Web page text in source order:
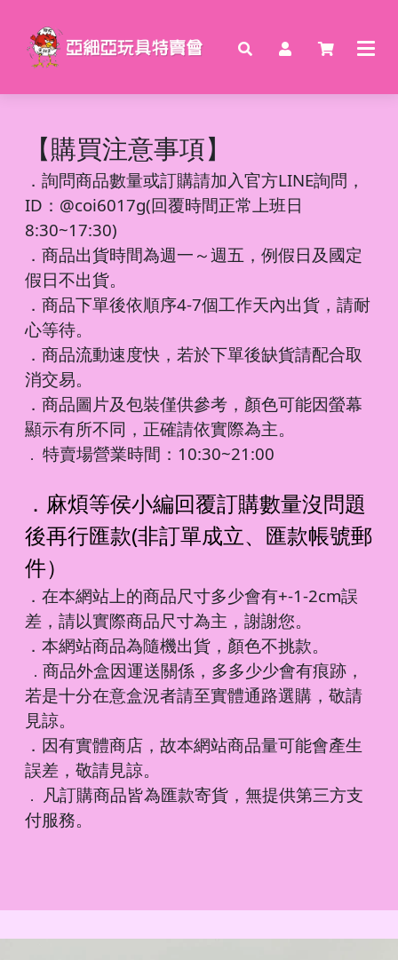
【購買注意事項】
． 詢問商品數量或訂購請加入官方LINE詢問，
ID：@coi6017g(回覆時間正常上班日
8:30~17:30)
．商品出貨時間為週一～週五，例假日及國定
假日不出貨。
．商品下單後依順序4-7個工作天內出貨，請耐
心等待。
．商品流動速度快，若於下單後缺貨請配合取
消交易。
．商品圖片及包裝僅供參考，顏色可能因螢幕
顯示有所不同，正確請依實際為主。
． 特賣場營業時間：10:30~21:00
．麻煩等侯小編回覆訂購數量沒問題
後再行匯款(非訂單成立、匯款帳號郵
件）
．在本網站上的商品尺寸多少會有+-1-2cm誤
差，請以實際商品尺寸為主，謝謝您。
．本網站商品為隨機出貨，顏色不挑款。
． 商品外盒因運送關係，多多少少會有痕跡，
若是十分在意盒況者請至實體通路選購，敬請
見諒。
．因有實體商店，故本網站商品量可能會產生
誤差，敬請見諒。
． 凡訂購商品皆為匯款寄貨，無提供第三方支
付服務。